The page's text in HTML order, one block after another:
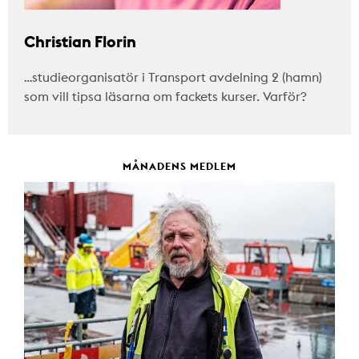
Christian Florin
…studieorganisatör i Transport avdelning 2 (hamn)
som vill tipsa läsarna om fackets kurser. Varför?
MÅNADENS MEDLEM